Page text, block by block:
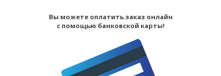
Вы можете оплатить заказ онлайн
с помощью банковской карты!